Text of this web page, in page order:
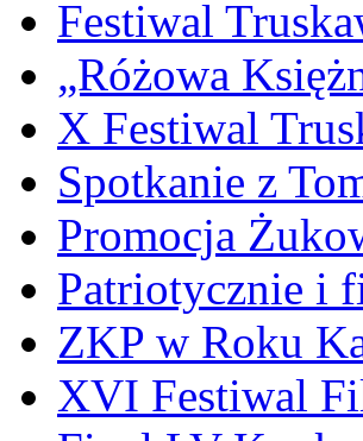
Festiwal
„Różowa
X Festiwal
Spotkanie z
Promocja
Patriotycznie i
ZKP w Roku
XVI Festiwal